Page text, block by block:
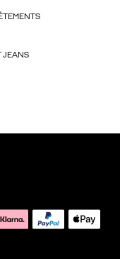
JEANS